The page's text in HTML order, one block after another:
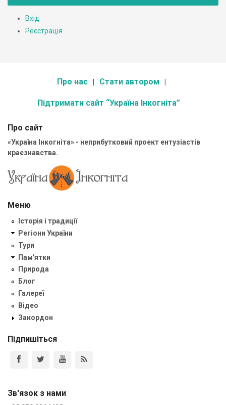
Вхід
Реєстрація
Про нас Стати автором
Підтримати сайт “Україна Інкогніта”
Про сайт
«Україна Інкогніта» - неприбутковий проект ентузіастів
краєзнавства.
Меню
Історія і традиції
Регіони України
Тури
Пам'ятки
Природа
Блог
Галереї
Відео
Закордон
Підпишіться
Зв'язок з нами